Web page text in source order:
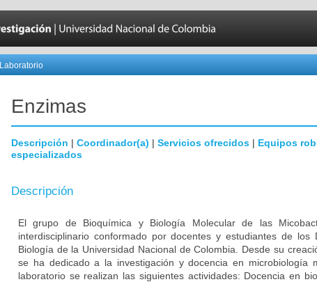
Laboratorio
Enzimas
Descripción | Coordinador(a) | Servicios ofrecidos | Equipos
especializados
Descripción
El grupo de Bioquímica y Biología Molecular de las
interdisciplinario conformado por docentes y estudiantes de los
Biología de la Universidad Nacional de Colombia. Desde su
se ha dedicado a la investigación y docencia en microbiología
laboratorio se realizan las siguientes actividades: Docencia en